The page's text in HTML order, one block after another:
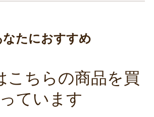
なたにおすすめ
こちらの商品を買
っています